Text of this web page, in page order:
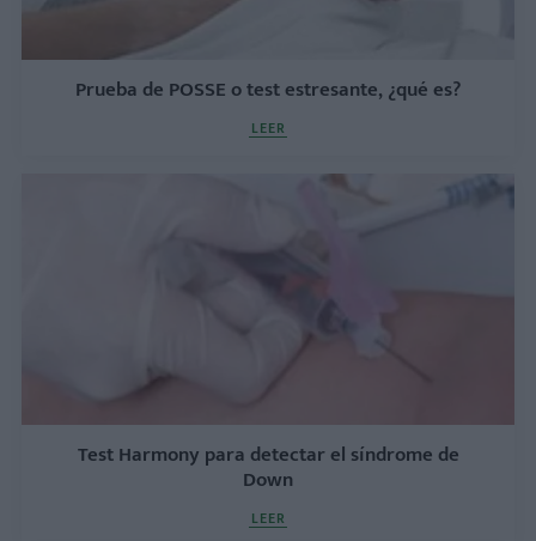
Prueba de POSSE o test estresante, ¿qué es?
LEER
Test Harmony para detectar el síndrome de
Down
LEER